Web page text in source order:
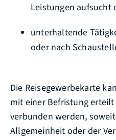
Leistungen aufsucht
unterhaltende
oder nach
Die Reisegewerbekarte
mit einer Befristung
verbunden werden,
Allgemeinheit oder der